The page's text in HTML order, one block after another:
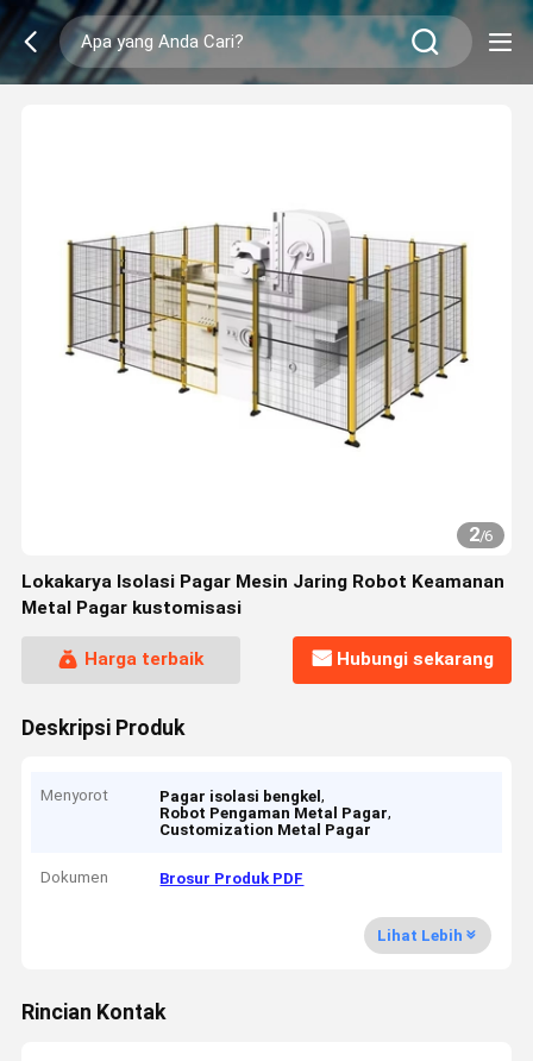
2/6
Lokakarya Isolasi Pagar Mesin Jaring Robot Keamanan
Metal Pagar kustomisasi
Harga terbaik Hubungi sekarang
Deskripsi Produk
Menyorot Pagar isolasi bengkel,
Robot Pengaman Metal Pagar,
Customization Metal Pagar
Dokumen Brosur Produk PDF
Lihat Lebih
Rincian Kontak